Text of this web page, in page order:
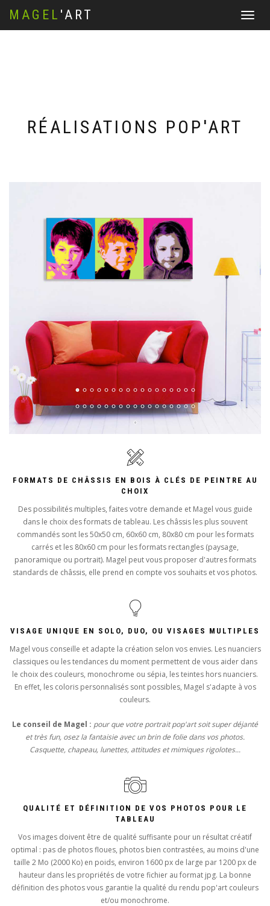
Affichez
MAGEL 'ART
RÉALISATIONS POP'ART
FORMATS DE CHÂSSIS EN BOIS À CLÉS DE PEINTRE AU
CHOIX
Des possibilités multiples, faites votre demande et Magel vous guide
dans le choix des formats de tableau. Les châssis les plus souvent
commandés sont les 50x50 cm, 60x60 cm, 80x80 cm pour les formats
carrés et les 80x60 cm pour les formats rectangles (paysage,
panoramique ou portrait). Magel peut vous proposer d'autres formats
standards de châssis, elle prend en compte vos souhaits et vos photos.
VISAGE UNIQUE EN SOLO, DUO, OU VISAGES MULTIPLES
Magel vous conseille et adapte la création selon vos envies. Les nuanciers
classiques ou les tendances du moment permettent de vous aider dans
le choix des couleurs, monochrome ou sépia, les teintes hors nuanciers.
En effet, les coloris personnalisés sont possibles, Magel s'adapte à vos
couleurs.
Le conseil de Magel : pour que votre portrait pop'art soit super déjanté
et très fun, osez la fantaisie avec un brin de folie dans vos photos.
Casquette, chapeau, lunettes, attitudes et mimiques rigolotes...
QUALITÉ ET DÉFINITION DE VOS PHOTOS POUR LE
TABLEAU
Vos images doivent être de qualité suffisante pour un résultat créatif
optimal : pas de photos floues, photos bien contrastées, au moins d'une
taille 2 Mo (2000 Ko) en poids, environ 1600 px de large par 1200 px de
hauteur dans les propriétés de votre fichier au format jpg. La bonne
définition des photos vous garantie la qualité du rendu pop'art couleurs
et/ou monochrome.